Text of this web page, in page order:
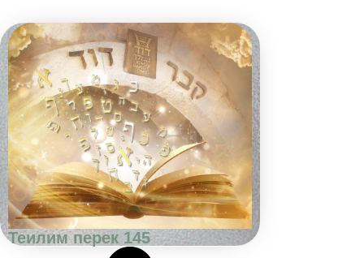
Теилим перек 145